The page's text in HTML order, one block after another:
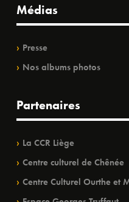
Médias
Presse
Nos albums photos
Partenaires
La CCR Liège
Centre culturel de Chênée
Centre Culturel Ourthe et